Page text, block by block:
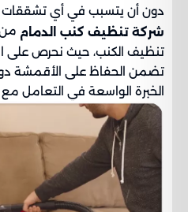
دون أن يتسبب في أي تشققات
شركة تنظيف كنب الدمام من
تنظيف الكنب، حيث نحرص على
تضمن الحفاظ على الأقمشة دون
الخبرة الواسعة في التعامل